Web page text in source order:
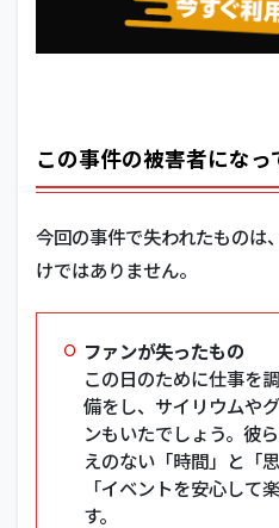
この事件の被害者にな
今回の事件で失われたものは
けではありません。
ファンが失ったもの
この日のために仕事を
備をし、サイリウムや
ンもいたでしょう。彼
えのない「時間」と「
「イベントを安心して
す。